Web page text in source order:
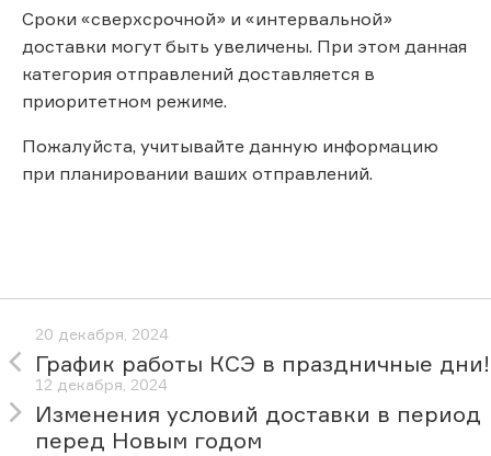
Сроки «сверхсрочной» и «интервальной»
доставки могут быть увеличены. При этом данная
категория отправлений доставляется в
приоритетном режиме.
Пожалуйста, учитывайте данную информацию
при планировании ваших отправлений.
20 декабря, 2024
График работы КСЭ в праздничные дни!
12 декабря, 2024
Изменения условий доставки в период
перед Новым годом